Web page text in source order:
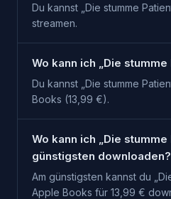
Du kannst „Die stumme
streamen.
Wo kann ich „Die
Du kannst „Die stumme
Books (13,99 €).
Wo kann ich „Die
günstigsten downloaden?
Am günstigsten kannst du
Apple Books für 13,99 €